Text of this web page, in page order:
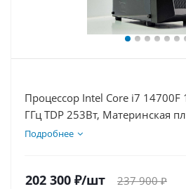
Процессор Intel Core i7 14700F
ГГц TDP 253Вт, Материнская
E D5, Видеокарта RTX 5070Ti
Подробнее
202 300 ₽/шт 237 900₽